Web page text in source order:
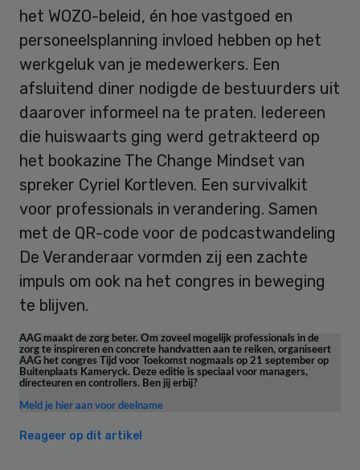
het WOZO-beleid, én hoe vastgoed en
personeelsplanning invloed hebben op het
werkgeluk van je medewerkers. Een
afsluitend diner nodigde de bestuurders uit
daarover informeel na te praten. Iedereen
die huiswaarts ging werd getrakteerd op
het bookazine The Change Mindset van
spreker Cyriel Kortleven. Een survivalkit
voor professionals in verandering. Samen
met de QR-code voor de podcastwandeling
De Veranderaar vormden zij een zachte
impuls om ook na het congres in beweging
te blijven.
AAG maakt de zorg beter. Om zoveel mogelijk professionals in de
zorg te inspireren en concrete handvatten aan te reiken, organiseert
AAG het congres Tijd voor Toekomst nogmaals op 21 september op
Buitenplaats Kameryck. Deze editie is speciaal voor managers,
directeuren en controllers. Ben jij erbij?
Meld je hier aan voor deelname
Reageer op dit artikel